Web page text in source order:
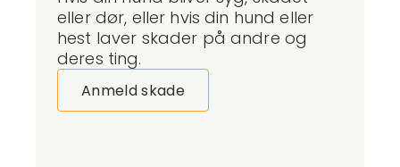
eller dør, eller hvisdin hund eller
hest laver skader på andre og
deres ting.
Anmeld skade